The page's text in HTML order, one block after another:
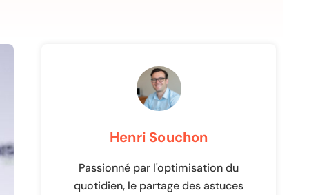
Henri Souchon
Passionné par l'optimisation du
quotidien, le partage des astuces